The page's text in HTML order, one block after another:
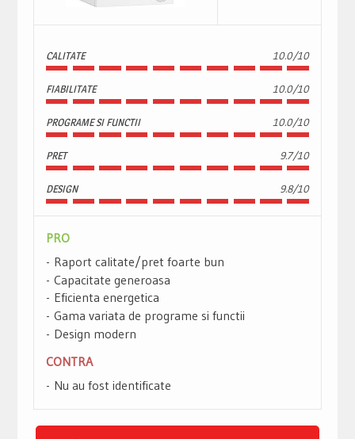
CALITATE 10.0/10
FIABILITATE 10.0/10
PROGRAME SI FUNCTII 10.0/10
PRET 9.7/10
DESIGN 9.8/10
PRO
Raport calitate/pret foarte bun
Capacitate generoasa
Eficienta energetica
Gama variata de programe si functii
Design modern
CONTRA
Nu au fost identificate